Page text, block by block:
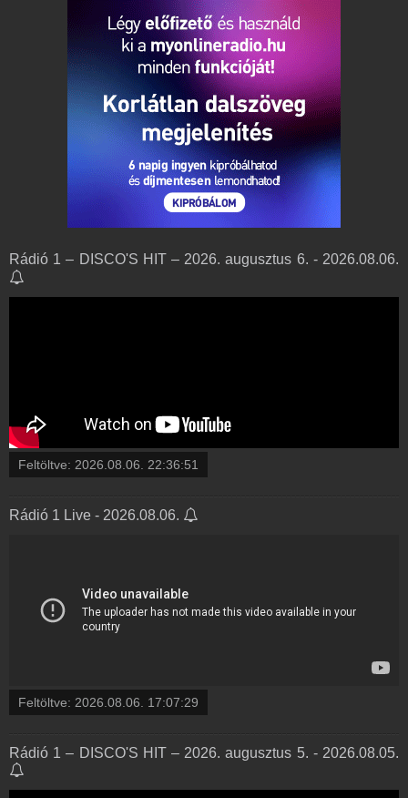
Rádió 1 – DISCO'S HIT – 2026. augusztus 6. - 2026.08.06.
Feltöltve: 2026.08.06. 22:36:51
Rádió 1 Live - 2026.08.06.
Feltöltve: 2026.08.06. 17:07:29
Rádió 1 – DISCO'S HIT – 2026. augusztus 5. - 2026.08.05.